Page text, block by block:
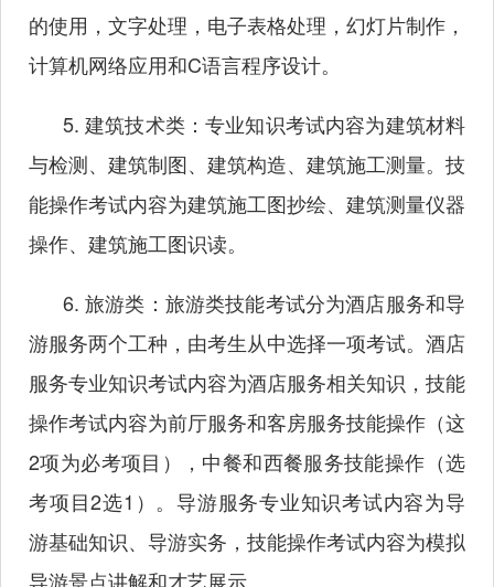
的使用，文字处理，电子表格处理，幻灯片制作，
计算机网络应用和C语言程序设计。
5. 建筑技术类：专业知识考试内容为建筑材料
与检测、建筑制图、建筑构造、建筑施工测量。技
能操作考试内容为建筑施工图抄绘、建筑测量仪器
操作、建筑施工图识读。
6. 旅游类：旅游类技能考试分为酒店服务和导
游服务两个工种，由考生从中选择一项考试。酒店
服务专业知识考试内容为酒店服务相关知识，技能
操作考试内容为前厅服务和客房服务技能操作（这
2项为必考项目），中餐和西餐服务技能操作（选
考项目2选1）。导游服务专业知识考试内容为导
游基础知识、导游实务，技能操作考试内容为模拟
导游景点讲解和才艺展示。